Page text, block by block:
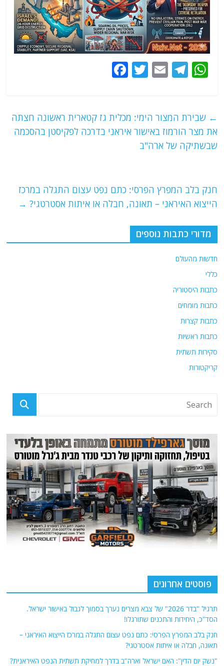
W
s
A
p
T
g
ra
m
E
l
T
er
e
b
k
← שבירת המצור הימי: מכלית גז קטארית ראשונה חצתה
את מצר הורמוז באישור איראני בדרכה לפקיסטן בהסכמה
שבשתיקה של ארה"ב
חנק בלב המפרץ הפרסי: כתם נפט עצום התגלה במרכז
הייצוא האיראני – תאונה, חבלה או איתות אסטרטגי? →
מדורי כתבות נוספים
חדשות מהעולם
כללי
כתבות היסטוריה
כתבות מומחים
כתבות קצרות
כתבות ראשיות
סקירות תשתית
קריקטורות
פוסטים אחרונים
תרגיל "בדר 2026" של צבא מצרים נערך בסמוך לגבול באישור ישראל.
הסד"כ, היחידות והתכנים שתורגלו!
חנק בלב המפרץ הפרסי: כתם נפט עצום התגלה במרכז הייצוא האיראני –
תאונה, חבלה או איתות אסטרטגי?
"נשק יום הדין": האם ישראל וארה"ב בדרך למחיקת תשתית הנפט האיראנית?